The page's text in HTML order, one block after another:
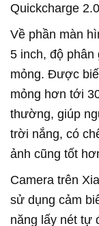
Quickcharge
Về phần màn
5 inch, độ phân
mỏng. Được
mỏng hơn tới
thường, giúp
trời nắng, có
ảnh cũng tốt
Camera trên
sử dụng cảm
năng lấy nét tự